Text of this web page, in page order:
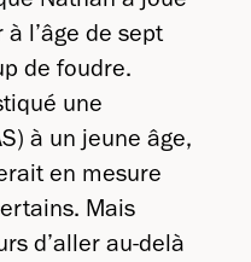
l’âge de sept
de foudre.
une
à un jeune âge,
en mesure
Mais
d’aller au-delà